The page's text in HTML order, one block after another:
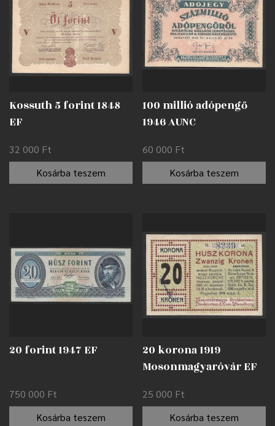
Kossuth 5 forint 1848
EF
32 000 Ft
Kosárba teszem
100 millió adópengő
1946 AUNC
60 000 Ft
Kosárba teszem
20 forint 1947 EF
750 000 Ft
Kosárba teszem
20 korona 1919
Mosonmagyaróvár EF
25 000 Ft
Kosárba teszem